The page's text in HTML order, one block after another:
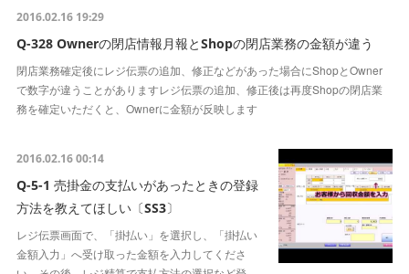
2016.02.16 19:29
Q-328 Ownerの閉店情報月報とShopの閉店業務の金額が違う
閉店業務確定後にレジ伝票の追加、修正などがあった場合にShopとOwner
で数字が違うことがありますレジ伝票の追加、修正後は再度Shopの閉店業
務を確定いただくと、Ownerに金額が反映します
2016.02.16 00:14
Q-5-1 売掛金の支払いがあったときの登録
方法を教えてほしい〔SS3〕
レジ伝票画面で、「掛払い」を選択し、「掛払い
金額入力」へ受け取った金額を入力してくださ